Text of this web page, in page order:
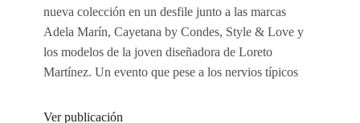
nueva colección en un desfile junto a las marcas
Adela Marín, Cayetana by Condes, Style & Love y
los modelos de la joven diseñadora de Loreto
Martínez. Un evento que pese a los nervios típicos
Ver publicación